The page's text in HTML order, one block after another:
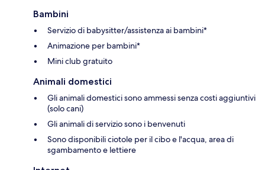
Bambini
Servizio di babysitter/assistenza ai bambini*
Animazione per bambini*
Mini club gratuito
Animali domestici
Gli animali domestici sono ammessi senza costi aggiuntivi
(solo cani)
Gli animali di servizio sono i benvenuti
Sono disponibili ciotole per il cibo e l'acqua, area di
sgambamento e lettiere